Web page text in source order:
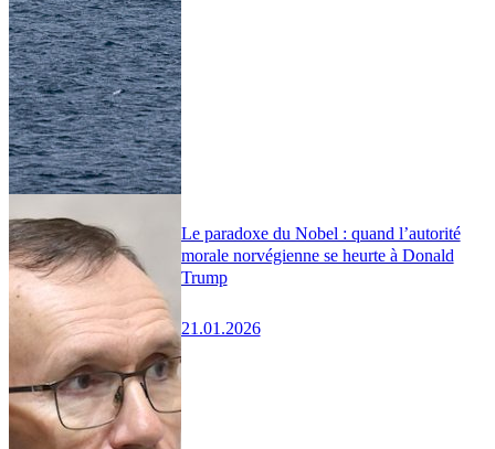
Le paradoxe du Nobel : quand l’autorité
morale norvégienne se heurte à Donald
Trump
21.01.2026